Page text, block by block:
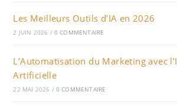
Les Meilleurs Outils d’IA en 2026
2 JUIN 2026 / 0 COMMENTAIRE
L’Automatisation du Marketing avec
Artificielle
22 MAI 2026 / 0 COMMENTAIRE